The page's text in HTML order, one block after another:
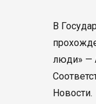
В
люди» —
Новости.